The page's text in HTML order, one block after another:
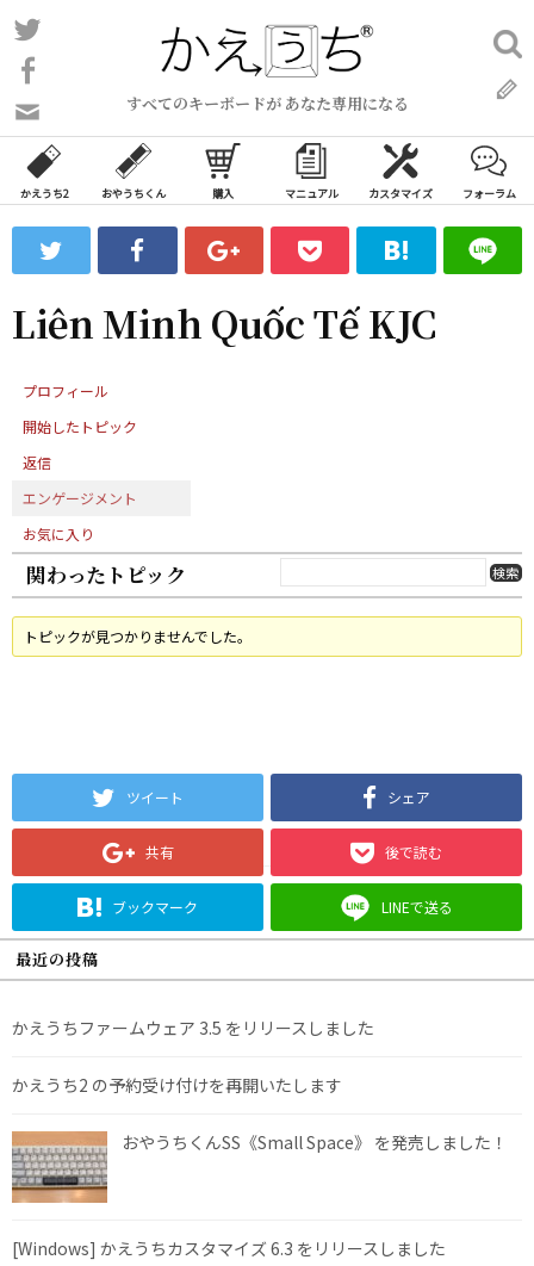
コ
ン
ン
ツ
ス
ッ
プ
すべてのキーボードが あなた専用になる
い
合
わ
フ
ォ
ム
検
索:
かえうち2 おやうちくん 購入 マニュアル カスタマイズ フォーラム
Liên Minh Quốc Tế KJC
プロフィール
開始したトピック
返信
エンゲージメント
お気に入り
関わったトピック
トピックが見つかりませんでした。
ツイート シェア
共有 後で読む
ブックマーク LINEで送る
最近の投稿
かえうちファームウェア 3.5 をリリースしました
かえうち2 の予約受け付けを再開いたします
おやうちくんSS《Small Space》 を発売しました！
[Windows] かえうちカスタマイズ 6.3 をリリースしました